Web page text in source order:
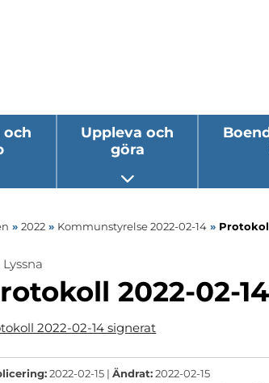
och
undermeny
Uppleva och
göra
Öppna undermeny
» 2022 » Kommunstyrelse 2022-02-14 »
Lyssna
2022-02-
2022-02-14 signerat
2022-02-15 |Ändrat:2022-02-15